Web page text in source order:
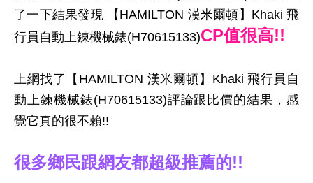
了一下結果發現 【HAMILTON 漢米爾頓】Khaki 飛
行員自動上鍊機械錶(H70615133)CP值很高!!
上網找了【HAMILTON 漢米爾頓】Khaki 飛行員自
動上鍊機械錶(H70615133)評論跟比價的結果，感
覺它真的很不賴!!
很多鄉民跟網友都超級推薦的!!